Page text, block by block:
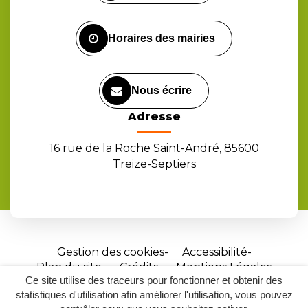
Ce site utilise des traceurs pour fonctionner et obtenir des
statistiques d'utilisation afin améliorer l'utilisation, vous pouvez
comptecomptechaîne
Horaires des mairies
Nous écrire
Adresse
16 rue de la Roche Saint-André, 85600
Treize-Septiers
Gestion des cookies
Accessibilité
Plan du site
Crédits
Mentions Légales
Site